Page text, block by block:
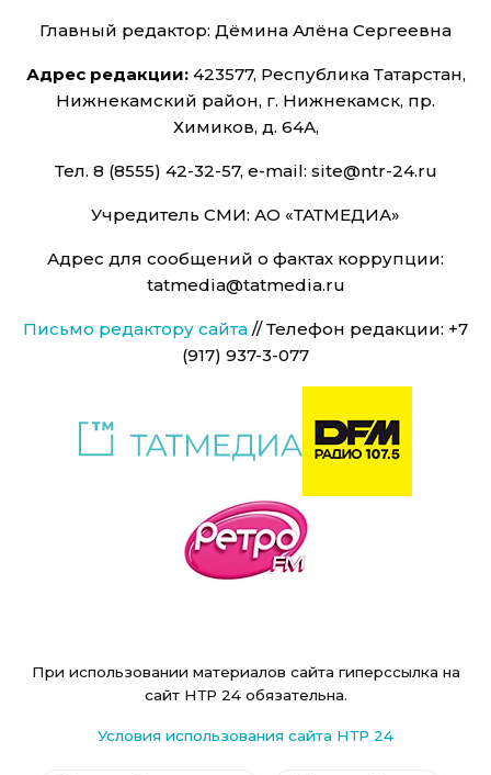
Главный редактор: Дёмина Алёна Сергеевна
Адрес редакции:423577, Республика Татарстан,
Нижнекамский район, г. Нижнекамск, пр.
Химиков, д. 64А,
Тел. 8 (8555) 42-32-57, e-mail: site@ntr-24.ru
Учредитель СМИ: АО «ТАТМЕДИА»
Адрес для сообщений о фактах коррупции:
tatmedia@tatmedia.ru
Письмо редактору сайта // Телефон редакции: +7
(917) 937-3-077
При использовании материалов сайта гиперссылка на
сайт НТР 24 обязательна.
Условия использования сайта НТР 24